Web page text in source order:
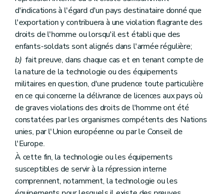
d'indications à l'égard d'un pays destinataire donné que
l'exportation y contribuera à une violation flagrante des
droits de l'homme ou lorsqu'il est établi que des
enfants-soldats sont alignés dans l'armée régulière;
b) fait preuve, dans chaque cas et en tenant compte de
la nature de la technologie ou des équipements
militaires en question, d'une prudence toute particulière
en ce qui concerne la délivrance de licences aux pays où
de graves violations des droits de l'homme ont été
constatées par les organismes compétents des Nations
unies, par l'Union européenne ou par le Conseil de
l'Europe.
À cette fin, la technologie ou les équipements
susceptibles de servir à la répression interne
comprennent, notamment, la technologie ou les